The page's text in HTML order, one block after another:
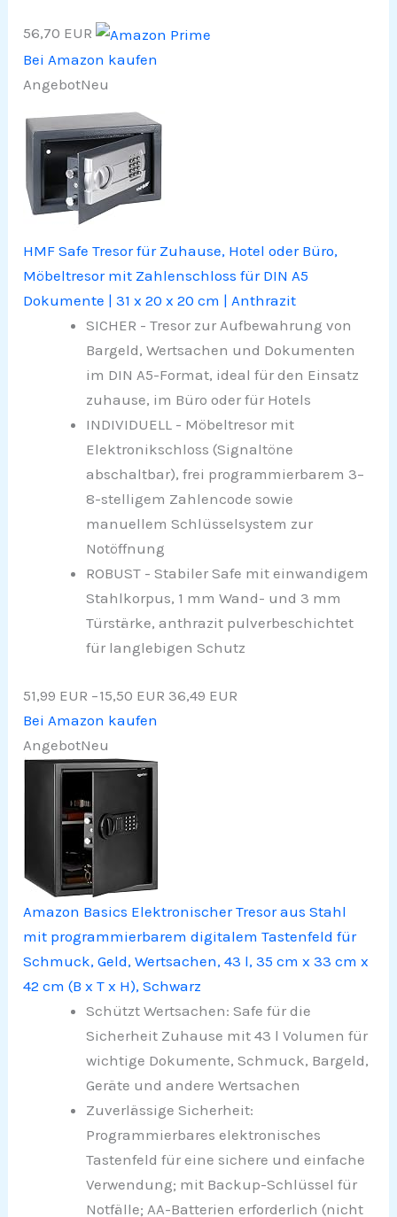
56,70 EUR
Bei Amazon kaufen
AngebotNeu
HMF Safe Tresor für Zuhause, Hotel oder Büro,
Möbeltresor mit Zahlenschloss für DIN A5
Dokumente | 31 x 20 x 20 cm | Anthrazit
SICHER - Tresor zur Aufbewahrung von
Bargeld, Wertsachen und Dokumenten
im DIN A5-Format, ideal für den Einsatz
zuhause, im Büro oder für Hotels
INDIVIDUELL - Möbeltresor mit
Elektronikschloss (Signaltöne
abschaltbar), frei programmierbarem 3–
8-stelligem Zahlencode sowie
manuellem Schlüsselsystem zur
Notöffnung
ROBUST - Stabiler Safe mit einwandigem
Stahlkorpus, 1 mm Wand- und 3 mm
Türstärke, anthrazit pulverbeschichtet
für langlebigen Schutz
51,99 EUR −15,50 EUR 36,49 EUR
Bei Amazon kaufen
AngebotNeu
Amazon Basics Elektronischer Tresor aus Stahl
mit programmierbarem digitalem Tastenfeld für
Schmuck, Geld, Wertsachen, 43 l, 35 cm x 33 cm x
42 cm (B x T x H), Schwarz
Schützt Wertsachen: Safe für die
Sicherheit Zuhause mit 43 l Volumen für
wichtige Dokumente, Schmuck, Bargeld,
Geräte und andere Wertsachen
Zuverlässige Sicherheit:
Programmierbares elektronisches
Tastenfeld für eine sichere und einfache
Verwendung; mit Backup-Schlüssel für
Notfälle; AA-Batterien erforderlich (nicht